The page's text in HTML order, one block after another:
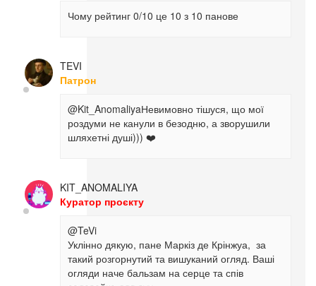
Чому рейтинг 0/10 це 10 з 10 панове
TEVI
Патрон
@Kit_AnomaliyaНевимовно тішуся, що мої
роздуми не канули в безодню, а зворушили
шляхетні душі))) ❤️
KIT_ANOMALIYA
Куратор проєкту
@TeVi
Уклінно дякую, пане Маркіз де Крінжуа, за
такий розгорнутий та вишуканий огляд. Ваші
огляди наче бальзам на серце та спів